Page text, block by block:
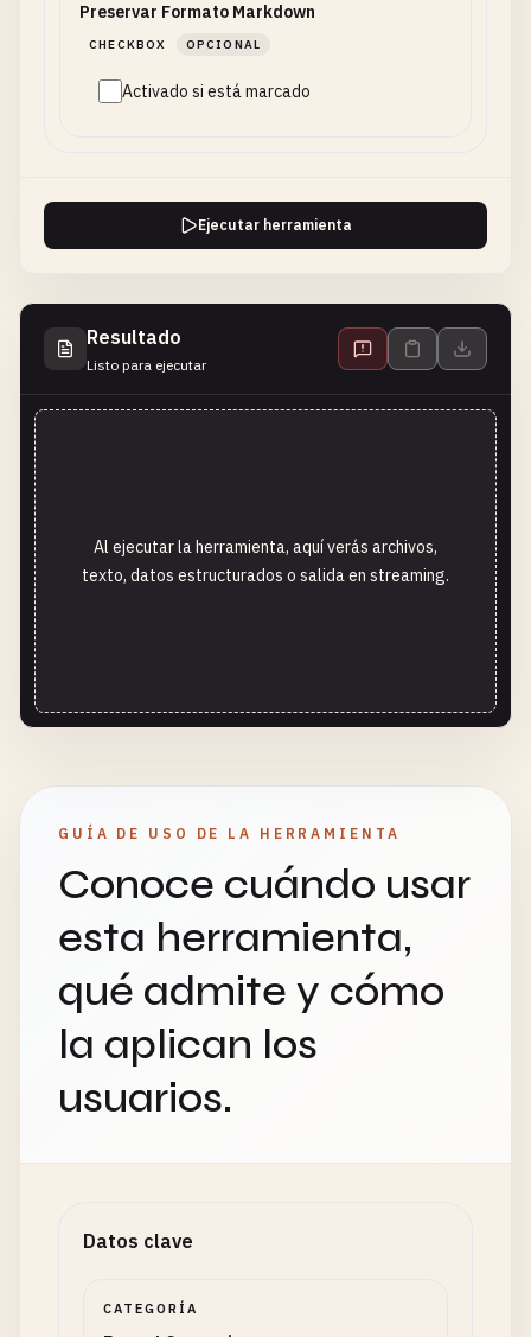
Preservar Formato Markdown
CHECKBOX OPCIONAL
Activado si está marcado
Ejecutar herramienta
Resultado
Listo para ejecutar
Al ejecutar la herramienta, aquí verás archivos,
texto, datos estructurados o salida en streaming.
GUÍA DE USO DE LA HERRAMIENTA
Conoce cuándo usar
esta herramienta,
qué admite y cómo
la aplican los
usuarios.
Datos clave
CATEGORÍA